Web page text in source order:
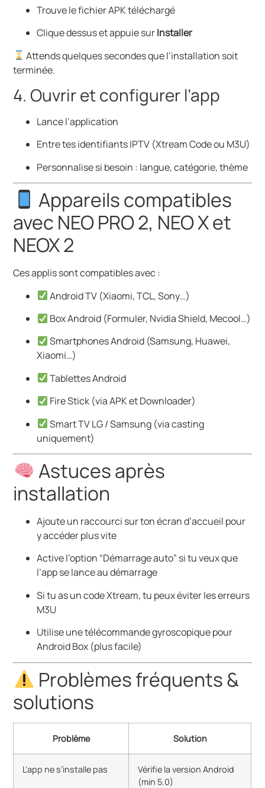
Trouve le fichier APK téléchargé
Clique dessus et appuie surInstaller
Attends quelques secondes que l’installation soit
terminée.
4. Ouvrir et configurer l’app
Lance l’application
Entre tes identifiants IPTV (Xtream Code ou M3U)
Personnalise si besoin : langue, catégorie, thème
Appareils compatibles
avec NEO PRO 2, NEO X et
NEOX 2
Ces applis sont compatibles avec :
Android TV (Xiaomi, TCL, Sony…)
Box Android (Formuler, Nvidia Shield, Mecool…)
Smartphones Android (Samsung, Huawei,
Xiaomi…)
Tablettes Android
Fire Stick (via APK et Downloader)
Smart TV LG / Samsung (via casting
uniquement)
Astuces après
installation
Ajoute un raccourci sur ton écran d’accueil pour
y accéder plus vite
Active l’option “Démarrage auto” si tu veux que
l’app se lance au démarrage
Si tu as un code Xtream, tu peux éviter les erreurs
M3U
Utilise une télécommande gyroscopique pour
Android Box (plus facile)
Problèmes fréquents &
solutions
Problème Solution
L’app ne s’installe pas
Vérifie la version Android
(min 5.0)